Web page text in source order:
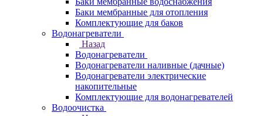
Баки мембранные для отопления
Комплектующие для баков
Водонагреватели
Назад
Водонагреватели
Водонагреватели наливные (дачные)
Водонагреватели электрические
накопительные
Комплектующие для водонагревателей
Водоочистка